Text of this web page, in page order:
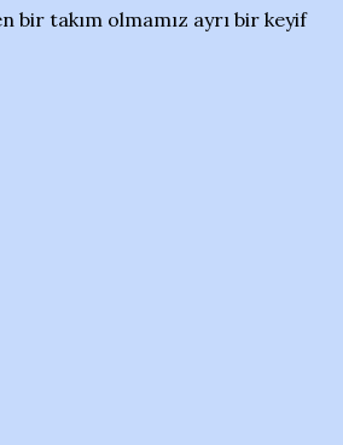
bir takım olmamız ayrı bir keyif